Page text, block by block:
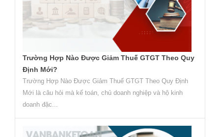
Trường Hợp Nào Được Giảm Thuế GTGT Theo Quy
Định Mới?
Trường Hợp Nào Được Giảm Thuế GTGT Theo Quy Định
Mới là câu hỏi mà kế toán, chủ doanh nghiệp và hộ kinh
doanh đặc...